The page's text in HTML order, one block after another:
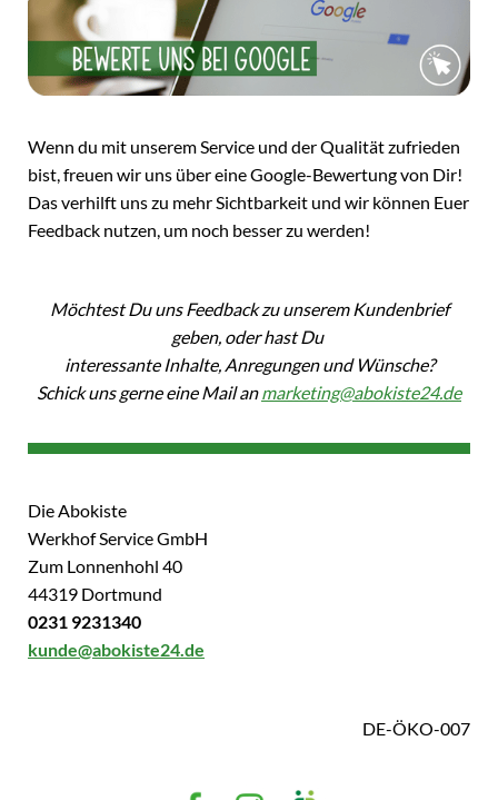
Wenn du mit unserem Service und der Qualität zufrieden
bist, freuen wir uns über eine Google-Bewertung von Dir!
Das verhilft uns zu mehr Sichtbarkeit und wir können Euer
Feedback nutzen, um noch besser zu werden!
Möchtest Du uns Feedback zu unserem Kundenbrief
geben, oder hast Du
interessante Inhalte, Anregungen und Wünsche?
Schick uns gerne eine Mail anmarketing@abokiste24.de
Die Abokiste
Werkhof Service GmbH
Zum Lonnenhohl 40
44319 Dortmund
0231 9231340
kunde@abokiste24.de
DE-ÖKO-007